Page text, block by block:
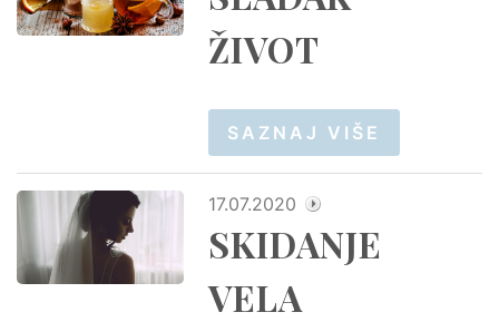
ŽIVOT
SAZNAJ VIŠE
17.07.2020
SKIDANJE
VELA